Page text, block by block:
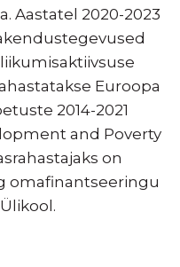
Aastatel 2020-2023
Euroopa
2014-2021
and Poverty
on
omafinantseeringu